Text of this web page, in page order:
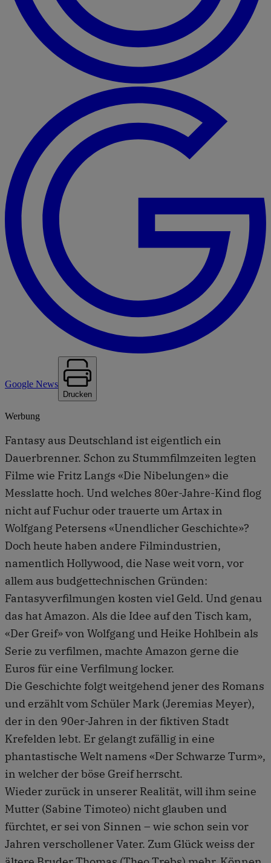
Google News
Drucken
Werbung
Fantasy aus Deutschland ist eigentlich ein
Dauerbrenner. Schon zu Stummfilmzeiten legten
Filme wie Fritz Langs «Die Nibelungen» die
Messlatte hoch. Und welches 80er-Jahre-Kind flog
nicht auf Fuchur oder trauerte um Artax in
Wolfgang Petersens «Unendlicher Geschichte»?
Doch heute haben andere Filmindustrien,
namentlich Hollywood, die Nase weit vorn, vor
allem aus budgettechnischen Gründen:
Fantasyverfilmungen kosten viel Geld. Und genau
das hat Amazon. Als die Idee auf den Tisch kam,
«Der Greif» von Wolfgang und Heike Hohlbein als
Serie zu verfilmen, machte Amazon gerne die
Euros für eine Verfilmung locker.
Die Geschichte folgt weitgehend jener des Romans
und erzählt vom Schüler Mark (Jeremias Meyer),
der in den 90er-Jahren in der fiktiven Stadt
Krefelden lebt. Er gelangt zufällig in eine
phantastische Welt namens «Der Schwarze Turm»,
in welcher der böse Greif herrscht.
Wieder zurück in unserer Realität, will ihm seine
Mutter (Sabine Timoteo) nicht glauben und
fürchtet, er sei von Sinnen – wie schon sein vor
Jahren verschollener Vater. Zum Glück weiss der